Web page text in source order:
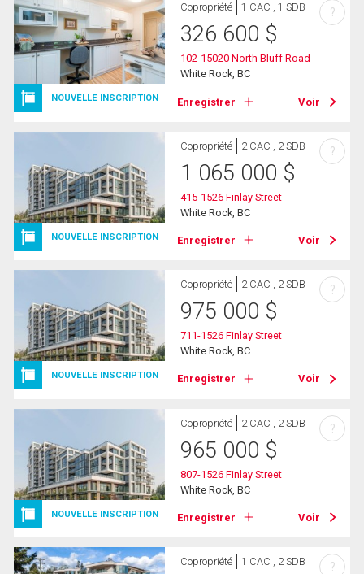
NOUVELLE INSCRIPTION
Copropriété 1 CAC , 1 SDB
326 600 $
102-15020 North Bluff Road
White Rock, BC
Enregistrer Voir
?
NOUVELLE INSCRIPTION
Copropriété 2 CAC , 2 SDB
1 065 000 $
415-1526 Finlay Street
White Rock, BC
Enregistrer Voir
?
NOUVELLE INSCRIPTION
Copropriété 2 CAC , 2 SDB
975 000 $
711-1526 Finlay Street
White Rock, BC
Enregistrer Voir
?
NOUVELLE INSCRIPTION
Copropriété 2 CAC , 2 SDB
965 000 $
807-1526 Finlay Street
White Rock, BC
Enregistrer Voir
?
Copropriété 1 CAC , 2 SDB ?